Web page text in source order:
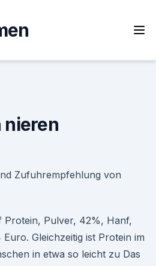
nieren
Zufuhrempfehlung von
Protein, Pulver, 42%, Hanf,
Gleichzeitig ist Protein im
in etwa so leicht zu Das